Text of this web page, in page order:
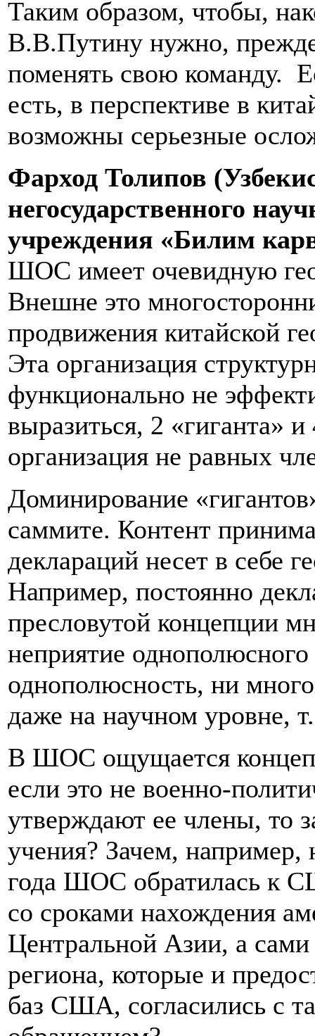
Таким образом, чтобы,
В.В.Путину нужно,
поменять свою команду.
есть, в перспективе в
возможны серьезные
Фарход Толипов
негосударственного
учреждения «Билим
ШОС имеет очевидную
Внешне это
продвижения китайской
Эта организация
функционально не
выразиться, 2 «гиганта» и
организация не равных
Доминирование
саммите. Контент
деклараций несет в себе
Например, постоянно
пресловутой концепции
неприятие
однополюсность, ни
даже на научном уровне,
В ШОС ощущается
если это не военно-
утверждают ее члены, то
учения? Зачем,
года ШОС обратилась к
со сроками нахождения
Центральной Азии, а сами
региона, которые и
баз США, согласились с